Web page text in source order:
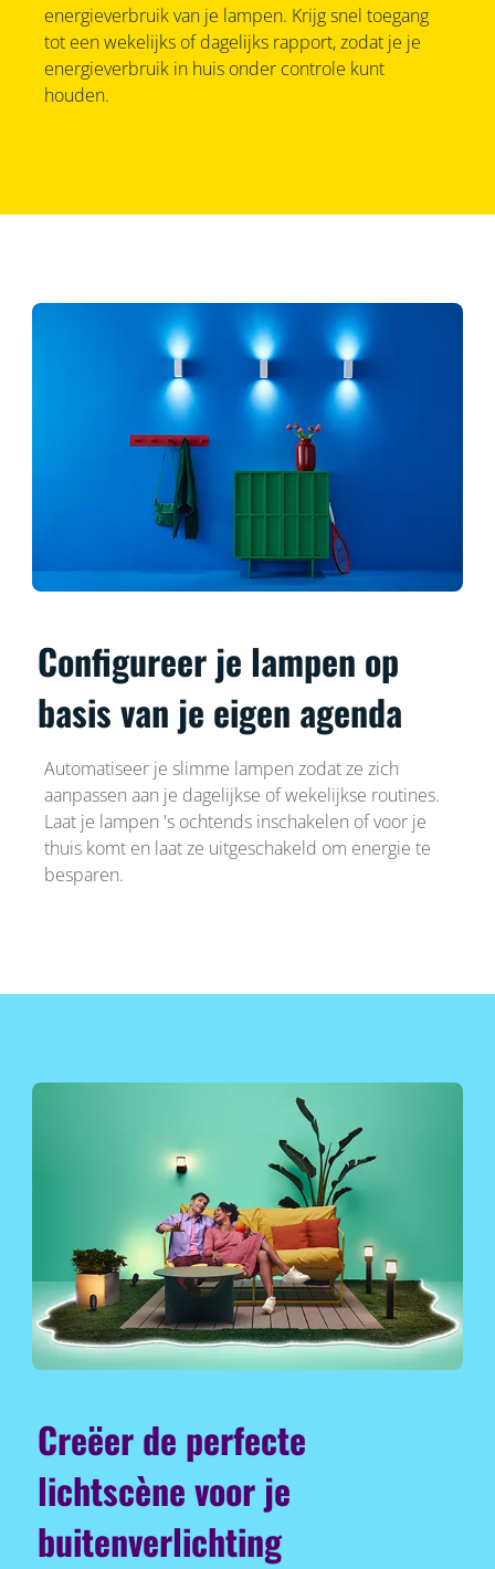
energieverbruik van je lampen. Krijg snel toegang
tot een wekelijks of dagelijks rapport, zodat je je
energieverbruik in huis onder controle kunt
houden.
Configureer je lampen op
basis van je eigen agenda
Automatiseer je slimme lampen zodat ze zich
aanpassen aan je dagelijkse of wekelijkse routines.
Laat je lampen 's ochtends inschakelen of voor je
thuis komt en laat ze uitgeschakeld om energie te
besparen.
Creëer de perfecte
lichtscène voor je
buitenverlichting